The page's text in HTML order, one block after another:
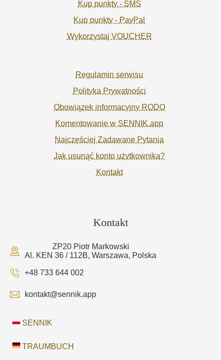
Kup punkty - SMS
Kup punkty - PayPal
Wykorzystaj VOUCHER
Regulamin serwisu
Polityka Prywatności
Obowiązek informacyjny RODO
Komentowanie w SENNIK.app
Najczęściej Zadawane Pytania
Jak usunąć konto użytkownika?
Kontakt
Kontakt
ZP20 Piotr Markowski
Al. KEN 36 / 112B, Warszawa, Polska
+48 733 644 002
kontakt@sennik.app
SENNIK
TRAUMBUCH